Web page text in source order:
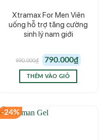
Xtramax For Men Viên
uống hỗ trợ tăng cường
sinh lý nam giới
990.000₫
Giá
gốc
là:
990.000₫.
790.000₫ hiện
THÊM VÀO GIỎ
-24%